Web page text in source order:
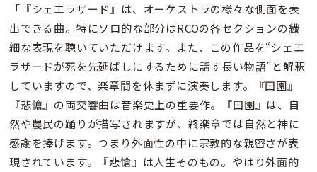
「『シェエラザード』は、オーケストラの様々な側面を表
出できる曲。特にソロ的な部分はRCOの各セクションの繊
細な表現を聴いていただけます。また、この作品を“シェエ
ラザードが死を先延ばしにするために話す長い物語”と解釈
していますので、楽章間を休まずに演奏します。『田園』
『悲愴』の両交響曲は音楽史上の重要作。『田園』は、自
然や農民の踊りが描写されますが、終楽章では自然と神に
感謝を捧げます。つまり外面性の中に宗教的な親密さが表
現されています。『悲愴』は人生そのもの。やはり外面的